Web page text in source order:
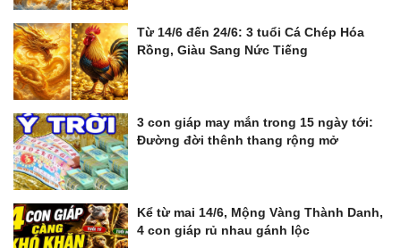
Từ 14/6 đến 24/6: 3 tuổi Cá Chép Hóa
Rồng, Giàu Sang Nức Tiếng
3 con giáp may mắn trong 15 ngày tới:
Đường đời thênh thang rộng mở
Kể từ mai 14/6, Mộng Vàng Thành Danh,
4 con giáp rủ nhau gánh lộc